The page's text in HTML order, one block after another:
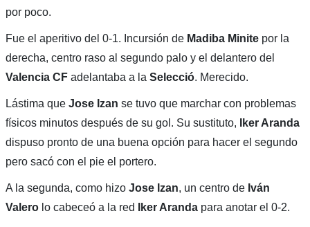
por poco.
Fue el aperitivo del 0-1. Incursión de Madiba Minite por la
derecha, centro raso al segundo palo y el delantero del
Valencia CF adelantaba a la Selecció. Merecido.
Lástima que Jose Izan se tuvo que marchar con problemas
físicos minutos después de su gol. Su sustituto,
Iker Aranda
dispuso pronto de una buena opción para hacer el segundo
pero sacó con el pie el portero.
A la segunda, como hizo Jose Izan, un centro de Iván
Valerolo cabeceó a la red Iker Arandapara anotar el 0-2.